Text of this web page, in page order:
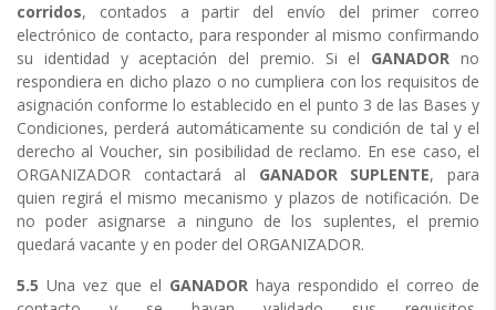
corridos, contados a partir del envío del primer correo
electrónico de contacto, para responder al mismo confirmando
su identidad y aceptación del premio. Si el GANADORno
respondiera en dicho plazo o no cumpliera con los requisitos de
asignación conforme lo establecido en el punto 3 de las Bases y
Condiciones, perderá automáticamente su condición de tal y el
derecho al Voucher, sin posibilidad de reclamo. En ese caso, el
ORGANIZADOR contactará al GANADOR SUPLENTE, para
quien regirá el mismo mecanismo y plazos de notificación. De
no poder asignarse a ninguno de los suplentes, el premio
quedará vacante y en poder del ORGANIZADOR.
5.5 Una vez que el GANADOR haya respondido el correo de